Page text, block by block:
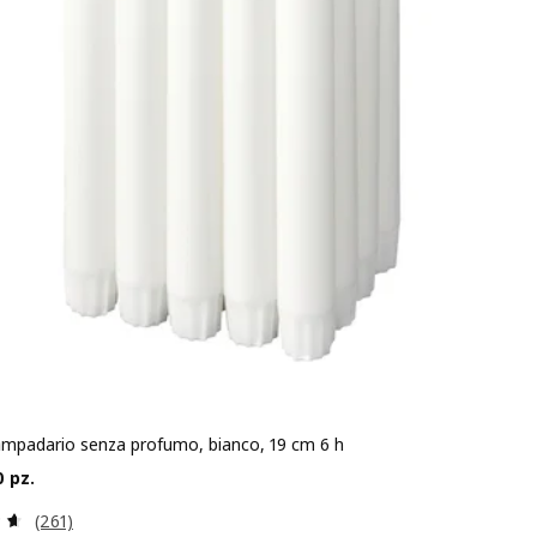
senza profumo, bianco, 19 cm 6 h
pz.€ 5,95/20 pz.
Recensione: 4.6 fuori da 5 stelle. Totale recensioni:
(261)